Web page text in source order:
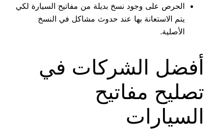
الحرص على وجود نسخ بديلة من مفاتيح السيارة لكي
يتم الاستعانة بها عند حدوث مشاكل في النسخ
الأصلية.
أفضل الشركات في
تصليح مفاتيح
السيارات